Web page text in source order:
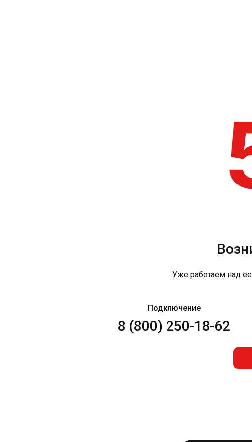
Уже работаем над
Подключение
8 (800) 250-18-62